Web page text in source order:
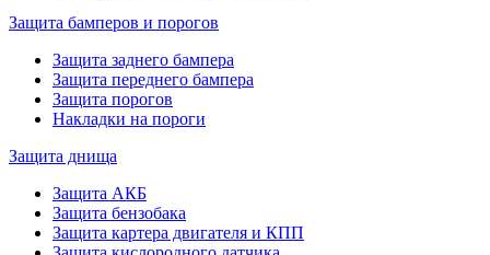
Защита бамперов и порогов
Защита заднего бампера
Защита переднего бампера
Защита порогов
Накладки на пороги
Защита днища
Защита АКБ
Защита бензобака
Защита картера двигателя и КПП